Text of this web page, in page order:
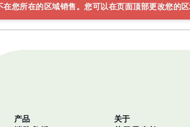
在您所在的区域销售。您可以在页面顶部更改您的
产品 关于